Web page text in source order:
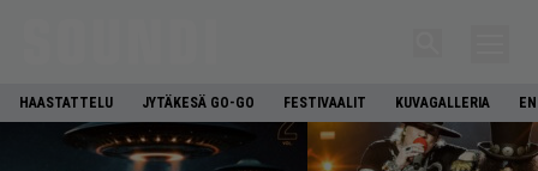
HAASTATTELU JYTÄKESÄ GO-GO FESTIVAALIT KUVAGALLERIA